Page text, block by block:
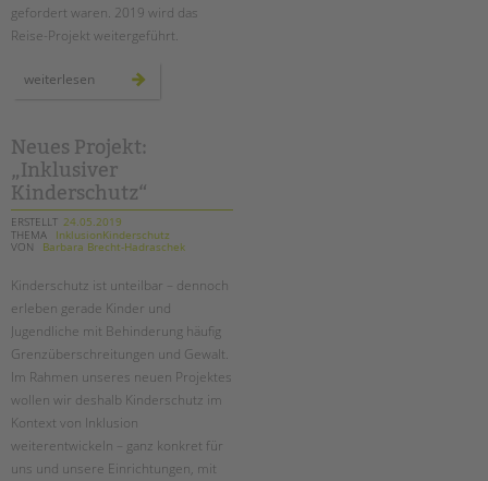
gefordert waren. 2019 wird das
Reise-Projekt weitergeführt.
weiterlesen plastik
inklusive
türkeireise
Neues Projekt:
„Inklusiver
Kinderschutz“
ERSTELLT 24.05.2019
THEMA
InklusionKinderschutz
VON
Barbara Brecht-Hadraschek
Kinderschutz ist unteilbar – dennoch
erleben gerade Kinder und
Jugendliche mit Behinderung häufig
Grenzüberschreitungen und Gewalt.
Im Rahmen unseres neuen Projektes
wollen wir deshalb Kinderschutz im
Kontext von Inklusion
weiterentwickeln – ganz konkret für
uns und unsere Einrichtungen, mit